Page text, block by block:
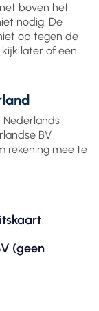
boven het
nodig. De
op tegen de
later of een
Nederlands
BV
rekening mee te
(geen